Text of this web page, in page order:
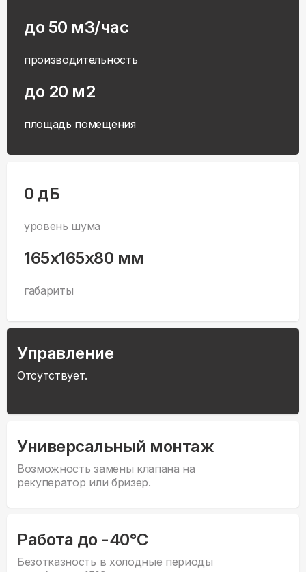
до 50 м3/час
производительность
до 20 м2
площадь помещения
0 дБ
уровень шума
165x165x80 мм
габариты
Управление
Отсутствует.
Универсальный монтаж
Возможность замены клапана на
рекуператор или бризер.
Работа до -40°С
Безотказность в холодные периоды